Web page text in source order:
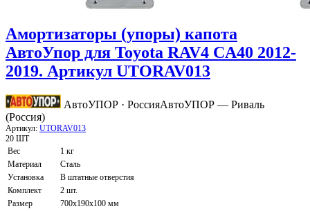
Амортизаторы (упоры) капота
АвтоУпор для Toyota RAV4 CA40 2012-
2019. Артикул UTORAV013
АвтоУПОР · РоссияАвтоУПОР — Риваль
(Россия)
Артикул: UTORAV013
20 ШТ
Вес
1 кг
Материал
Сталь
Установка
В штатные отверстия
Комплект
2 шт.
Размер
700х190х100 мм